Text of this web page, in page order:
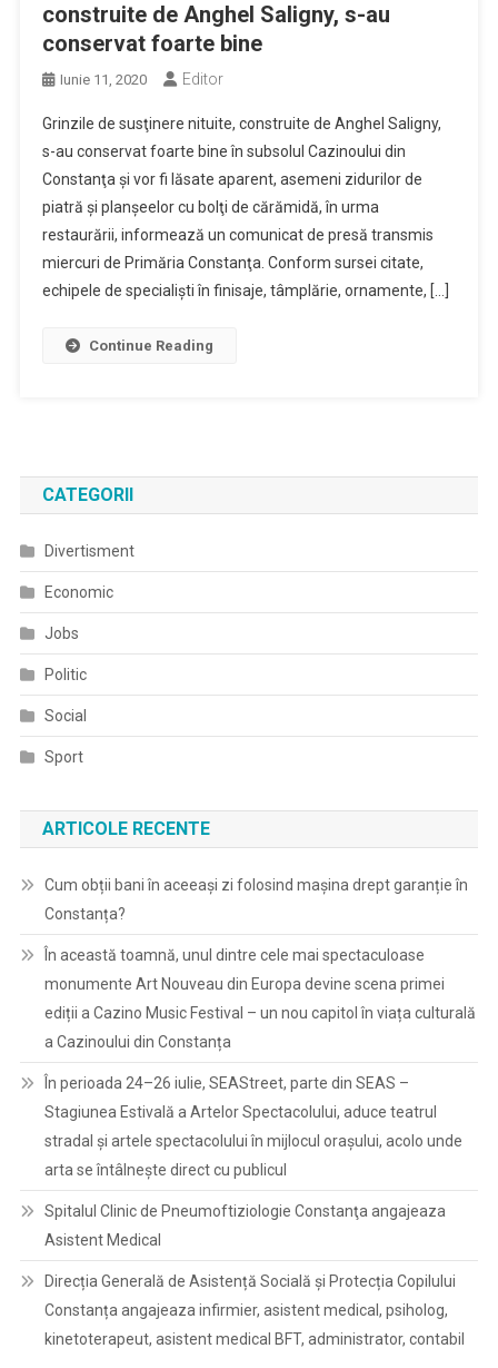
construite de Anghel Saligny, s-au
conservat foarte bine
Iunie 11, 2020 Editor
Grinzile de susţinere nituite, construite de Anghel Saligny,
s-au conservat foarte bine în subsolul Cazinoului din
Constanţa şi vor fi lăsate aparent, asemeni zidurilor de
piatră şi planşeelor cu bolţi de cărămidă, în urma
restaurării, informează un comunicat de presă transmis
miercuri de Primăria Constanţa. Conform sursei citate,
echipele de specialişti în finisaje, tâmplărie, ornamente, […]
Continue Reading
CATEGORII
Divertisment
Economic
Jobs
Politic
Social
Sport
ARTICOLE RECENTE
Cum obții bani în aceeași zi folosind mașina drept garanție în
Constanța?
În această toamnă, unul dintre cele mai spectaculoase
monumente Art Nouveau din Europa devine scena primei
ediții a Cazino Music Festival – un nou capitol în viața culturală
a Cazinoului din Constanța
În perioada 24–26 iulie, SEAStreet, parte din SEAS –
Stagiunea Estivală a Artelor Spectacolului, aduce teatrul
stradal și artele spectacolului în mijlocul orașului, acolo unde
arta se întâlnește direct cu publicul
Spitalul Clinic de Pneumoftiziologie Constanţa angajeaza
Asistent Medical
Direcția Generală de Asistență Socială și Protecția Copilului
Constanța angajeaza infirmier, asistent medical, psiholog,
kinetoterapeut, asistent medical BFT, administrator, contabil